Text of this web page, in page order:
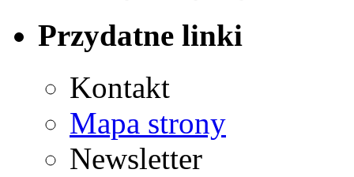
Przydatne linki
Kontakt
Mapa strony
Newsletter